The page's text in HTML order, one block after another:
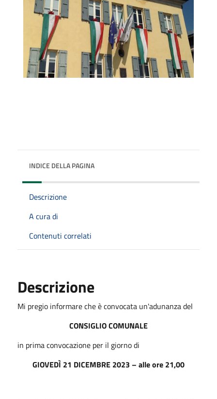
INDICE DELLA PAGINA
Descrizione
A cura di
Contenuti correlati
Descrizione
Mi pregio informare che è convocata un'adunanza del
CONSIGLIO COMUNALE
in prima convocazione per il giorno di
GIOVEDÌ 21 DICEMBRE 2023 – alle ore 21,00